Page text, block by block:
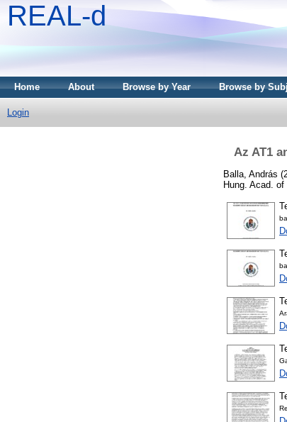
REAL-d
Home About Browse by Year Browse by
Login
Az AT1
Balla, András
Hung. Acad.